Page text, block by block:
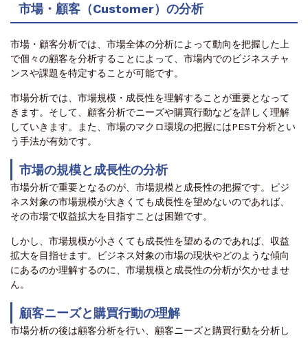
市場・顧客（Customer）の分析
市場・顧客分析では、市場全体の分析によって動向を把握した上
で個々の顧客を分析することによって、市場内でのビジネスチャ
ンスや課題を特定することが可能です。
市場分析では、市場規模・成長性を理解することが重要となって
きます。そして、顧客分析でニーズや購買行動などを詳しく理解
していきます。また、市場のマクロ環境の把握にはPEST分析とい
う手法が有効です。
市場の規模と成長性の分析
市場分析で重要となるのが、市場規模と成長性の把握です。ビジ
ネス対象の市場規模が大きくても成長性を望めないのであれば、
その市場で収益拡大を目指すことは困難です。
しかし、市場規模が小さくても成長性を望めるのであれば、収益
拡大を目指せます。ビジネス対象の市場の現状やどのような傾向
にあるのか理解するのに、市場規模と成長性の分析が欠かせませ
ん。
顧客ニーズと購買行動の理解
市場分析の後は顧客分析を行い、顧客ニーズと購買行動を分析し